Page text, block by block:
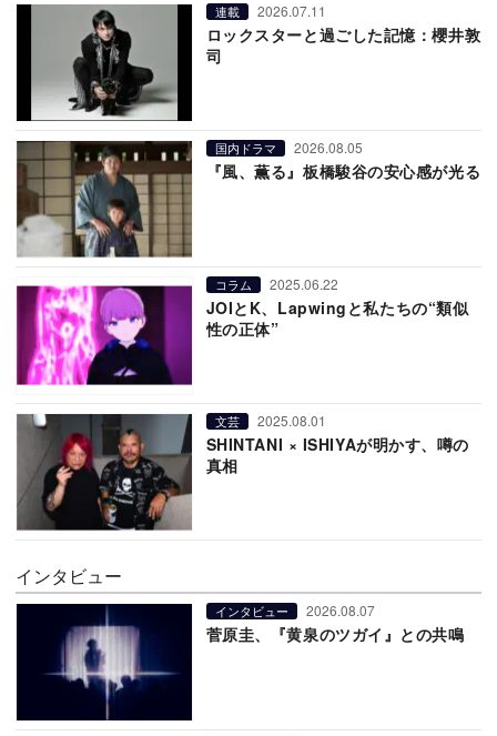
連載 2026.07.11
ロックスターと過ごした記憶：櫻井敦
司
国内ドラマ 2026.08.05
『風、薫る』板橋駿谷の安心感が光る
コラム 2025.06.22
JOIとK、Lapwingと私たちの“類似
性の正体”
文芸 2025.08.01
SHINTANI × ISHIYAが明かす、噂の
真相
インタビュー
インタビュー 2026.08.07
菅原圭、『黄泉のツガイ』との共鳴